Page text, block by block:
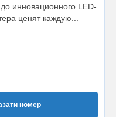
инновационного LED-
ценят каждую...
номер